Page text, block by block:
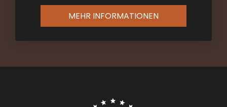
MEHR INFORMATIONEN